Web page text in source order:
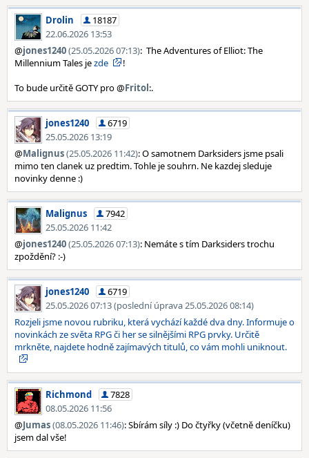
Drolin
18187
22.06.2026 13:53
@jones1240(25.05.2026 07:13): The Adventures of Elliot: The
Millennium Tales jezde
!
To bude určitě GOTY pro @Fritol:.
jones1240
6719
25.05.2026 13:19
@Malignus(25.05.2026 11:42): O samotnem Darksiders jsme psali
mimo ten clanek uz predtim. Tohle je souhrn. Ne kazdej sleduje
novinky denne :)
Malignus
7942
25.05.2026 11:42
@jones1240(25.05.2026 07:13): Nemáte s tím Darksiders trochu
zpoždění? :-)
jones1240
6719
25.05.2026 07:13 (poslední úprava 25.05.2026 08:14)
Rozjeli jsme novou rubriku, která vychází každé dva dny. Informuje o
novinkách ze světa RPG či her se silnějšími RPG prvky. Určitě
mrkněte, najdete hodně zajímavých titulů, co vám mohli uniknout.
Richmond
7828
08.05.2026 11:56
@Jumas(08.05.2026 11:46): Sbírám síly :) Do čtyřky (včetně deníčku)
jsem dal vše!